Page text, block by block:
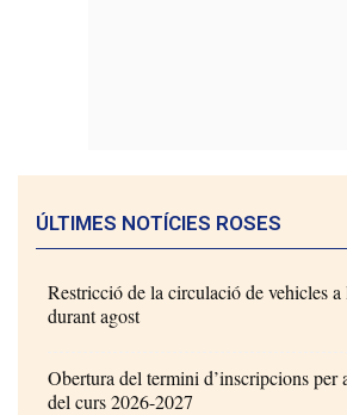
ÚLTIMES NOTÍCIES ROSES
Restricció de la circulació de vehicles
durant agost
Obertura del termini d’inscripcions per
del curs 2026-2027